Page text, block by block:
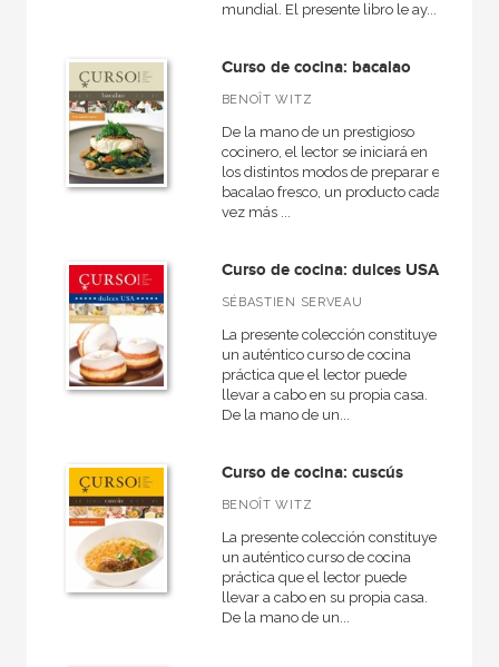
mundial. El presente libro le ay...
Curso de cocina: bacalao
BENOÎT WITZ
De la mano de un prestigioso
cocinero, el lector se iniciará en
los distintos modos de preparar el
bacalao fresco, un producto cada
vez más ...
Curso de cocina: dulces USA
SÉBASTIEN SERVEAU
La presente colección constituye
un auténtico curso de cocina
práctica que el lector puede
llevar a cabo en su propia casa.
De la mano de un...
Curso de cocina: cuscús
BENOÎT WITZ
La presente colección constituye
un auténtico curso de cocina
práctica que el lector puede
llevar a cabo en su propia casa.
De la mano de un...